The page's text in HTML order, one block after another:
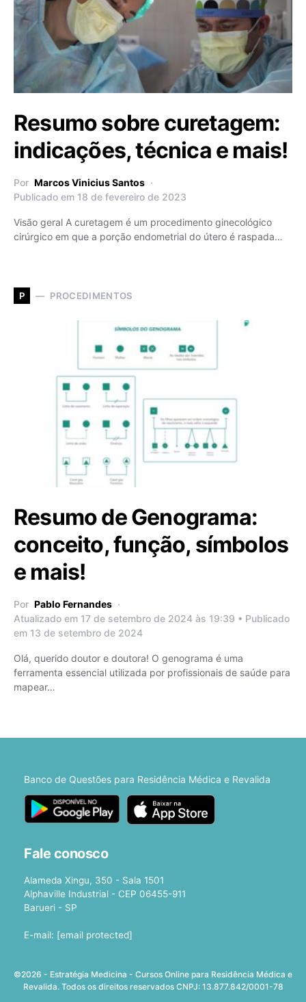
Resumo sobre curetagem:
indicações, técnica e mais!
Por Marcos Vinicius Santos
Publicado em 18 de fevereiro de 2023
Visão geral A curetagem é um procedimento ginecológico
cirúrgico em que a porção endometrial do útero é raspada…
P PROCEDIMENTOS
Resumo de Genograma:
conceito, função, símbolos
e mais!
Por Pablo Fernandes
Atualizado em 17 de setembro de 2024 às 19:39 • Publicado
em 13 de setembro de 2024
Olá, querido doutor e doutora! O genograma é uma
ferramenta essencial utilizada por profissionais de saúde para
mapear…
Banco de Questões para Residência Médica e Revalida
Fale conosco
Alameda Xingu, 350 - Sala 1501
Alphaville Industrial - CEP 06455-911
Barueri - SP
E-mail: [email protected]
©2026 - Estratégia Medicina - Cursos Online para Residência Médica e
Revalida. Todos os direitos reservados CNPJ: 13.877.842/0001-78